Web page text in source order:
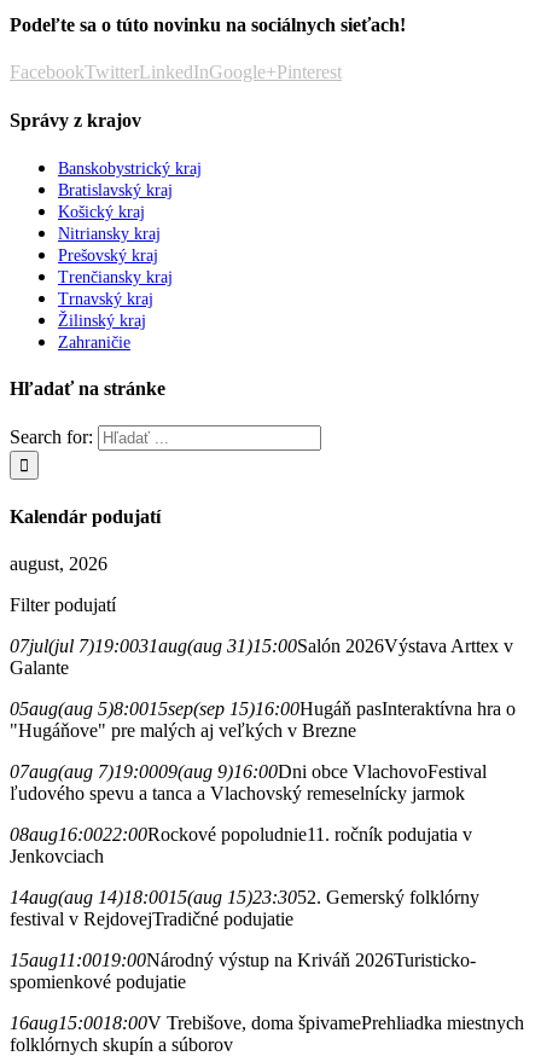
Podeľte sa o túto novinku na sociálnych sieťach!
FacebookTwitterLinkedInGoogle+Pinterest
Správy z krajov
Banskobystrický kraj
Bratislavský kraj
Košický kraj
Nitriansky kraj
Prešovský kraj
Trenčiansky kraj
Trnavský kraj
Žilinský kraj
Zahraničie
Hľadať na stránke
Search for:
Kalendár podujatí
august, 2026
Filter podujatí
07jul(jul 7)19:0031aug(aug 31)15:00Salón 2026Výstava Arttex v
Galante
05aug(aug 5)8:0015sep(sep 15)16:00Hugáň pasInteraktívna hra o
"Hugáňove" pre malých aj veľkých v Brezne
07aug(aug 7)19:0009(aug 9)16:00Dni obce VlachovoFestival
ľudového spevu a tanca a Vlachovský remeselnícky jarmok
08aug16:0022:00Rockové popoludnie11. ročník podujatia v
Jenkovciach
14aug(aug 14)18:0015(aug 15)23:3052. Gemerský folklórny
festival v RejdovejTradičné podujatie
15aug11:0019:00Národný výstup na Kriváň 2026Turisticko-
spomienkové podujatie
16aug15:0018:00V Trebišove, doma špivamePrehliadka miestnych
folklórnych skupín a súborov